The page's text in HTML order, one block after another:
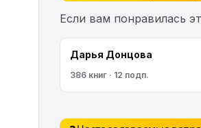
Если вам понравилась
Дарья Донцова
386 книг · 12 подп.